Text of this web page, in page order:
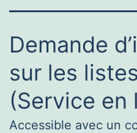
Demande
sur les
(Service en
Accessible avec un